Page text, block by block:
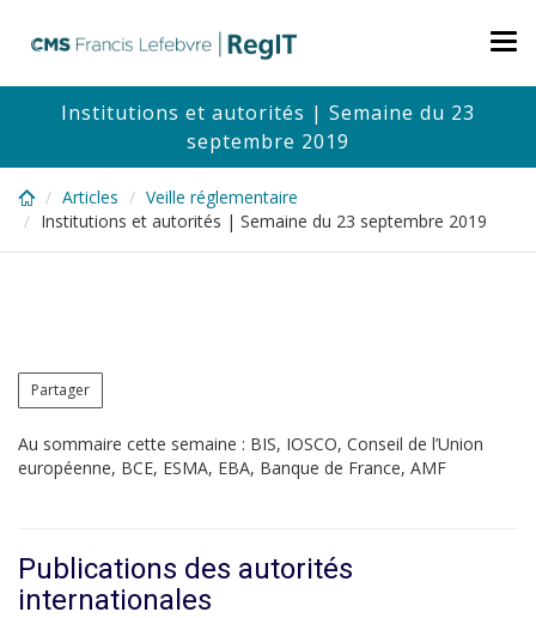
content
Institutions et autorités | Semaine du 23
septembre 2019
Articles
Veille réglementaire
Institutions et autorités | Semaine du 23 septembre 2019
Partager
Au sommaire cette semaine : BIS, IOSCO, Conseil de l’Union
européenne, BCE, ESMA, EBA, Banque de France, AMF
Publications des autorités
internationales